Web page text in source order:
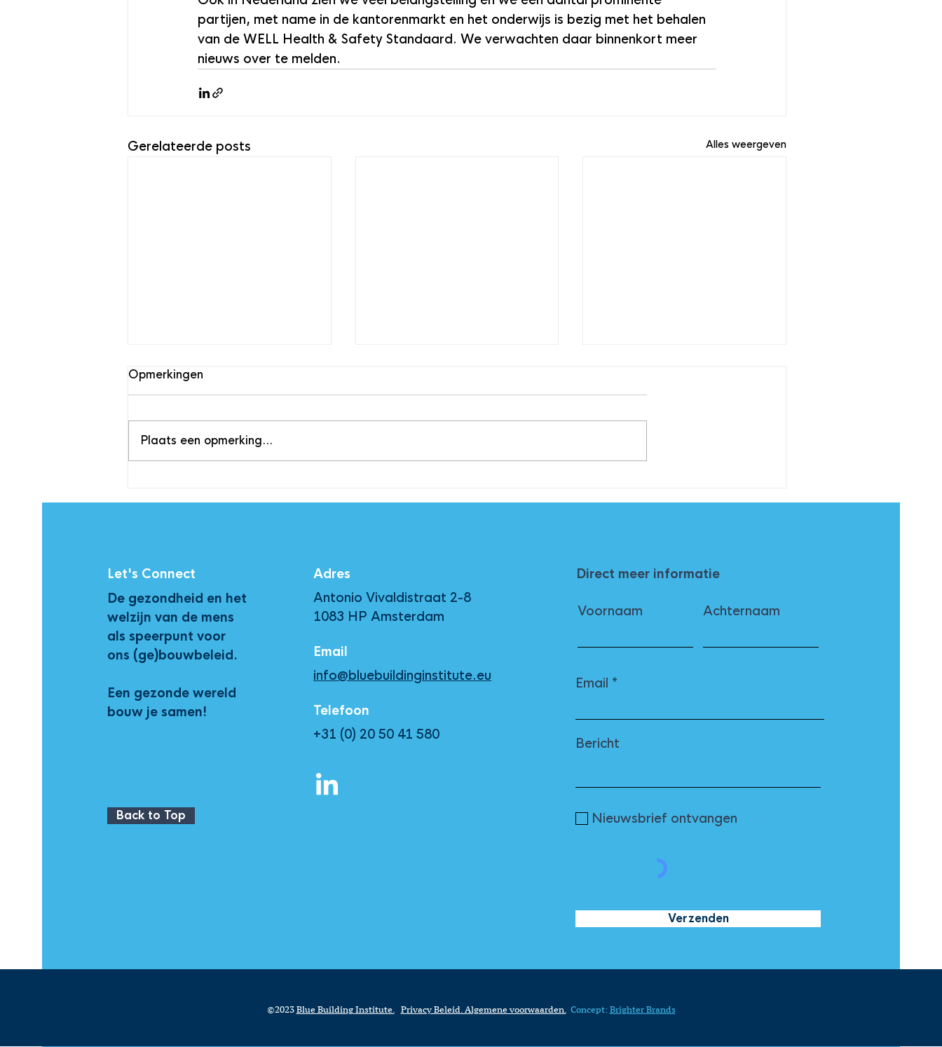
partijen, met name in de kantorenmarkt en het onderwijs is bezig met het behalen
van de WELL Health & Safety Standaard. We verwachten daar binnenkort meer
nieuws over te melden.
Gerelateerde posts Alles weergeven
Opmerkingen
Plaats een opmerking...
Let's Connect
De gezondheid en het
welzijn van de mens
als speerpunt voor
ons (ge)bouwbeleid.
Een gezonde wereld
bouw je samen!
Back to Top
Adres
Antonio Vivaldistraat 2-8
1083 HP Amsterdam
Email
info@bluebuildinginstitute.eu
Telefoon
+31 (0) 20 50 41 580
Direct meer informatie
Voornaam Achternaam
Email
Bericht
Nieuwsbrief ontvangen
Verzenden
©2023 Blue Building Institute. Privacy Beleid. Algemene voorwaarden. Concept: Brighter Brands